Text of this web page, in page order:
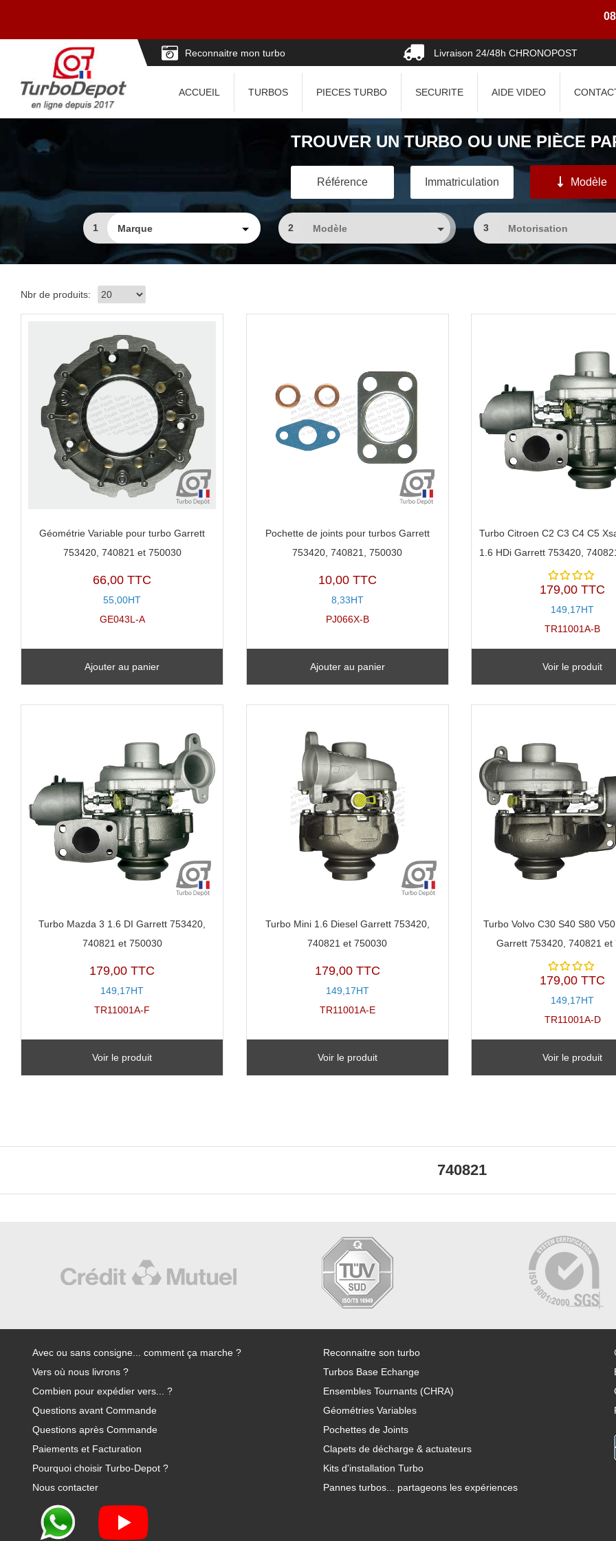
08 Aug
Reconnaitre mon turbo Livraison 24/48h CHRONOPOST
ACCUEIL TURBOS PIECES TURBO SECURITE AIDE VIDEO
TROUVER UN TURBO OU UNE PIÈCE
Référence Immatriculation Modèle
1 2 3
Nbr de produits:
Géométrie Variable pour turbo Garrett
753420, 740821 et 750030
66,00 TTC
55,00HT
GE043L-A
Ajouter au panier
Pochette de joints pour turbos Garrett
753420, 740821, 750030
10,00 TTC
8,33HT
PJ066X-B
Ajouter au panier
Turbo Citroen C2 C3 C4 C5
1.6 HDi Garrett 753420,
Note
sur 5
179,00 TTC
149,17HT
TR11001A-B
Voir le produit
Turbo Mazda 3 1.6 DI Garrett 753420,
740821 et 750030
179,00 TTC
149,17HT
TR11001A-F
Voir le produit
Turbo Mini 1.6 Diesel Garrett 753420,
740821 et 750030
179,00 TTC
149,17HT
TR11001A-E
Voir le produit
Turbo Volvo C30 S40 S80
Garrett 753420, 740821 et
Note
5
179,00 TTC
149,17HT
TR11001A-D
Voir le produit
740821
Avec ou sans consigne... comment ça marche ?
Vers où nous livrons ?
Combien pour expédier vers... ?
Questions avant Commande
Questions après Commande
Paiements et Facturation
Pourquoi choisir Turbo-Depot ?
Nous contacter
Reconnaitre son turbo
Turbos Base Echange
Ensembles Tournants (CHRA)
Géométries Variables
Pochettes de Joints
Clapets de décharge & actuateurs
Kits d'installation Turbo
Pannes turbos... partageons les expériences